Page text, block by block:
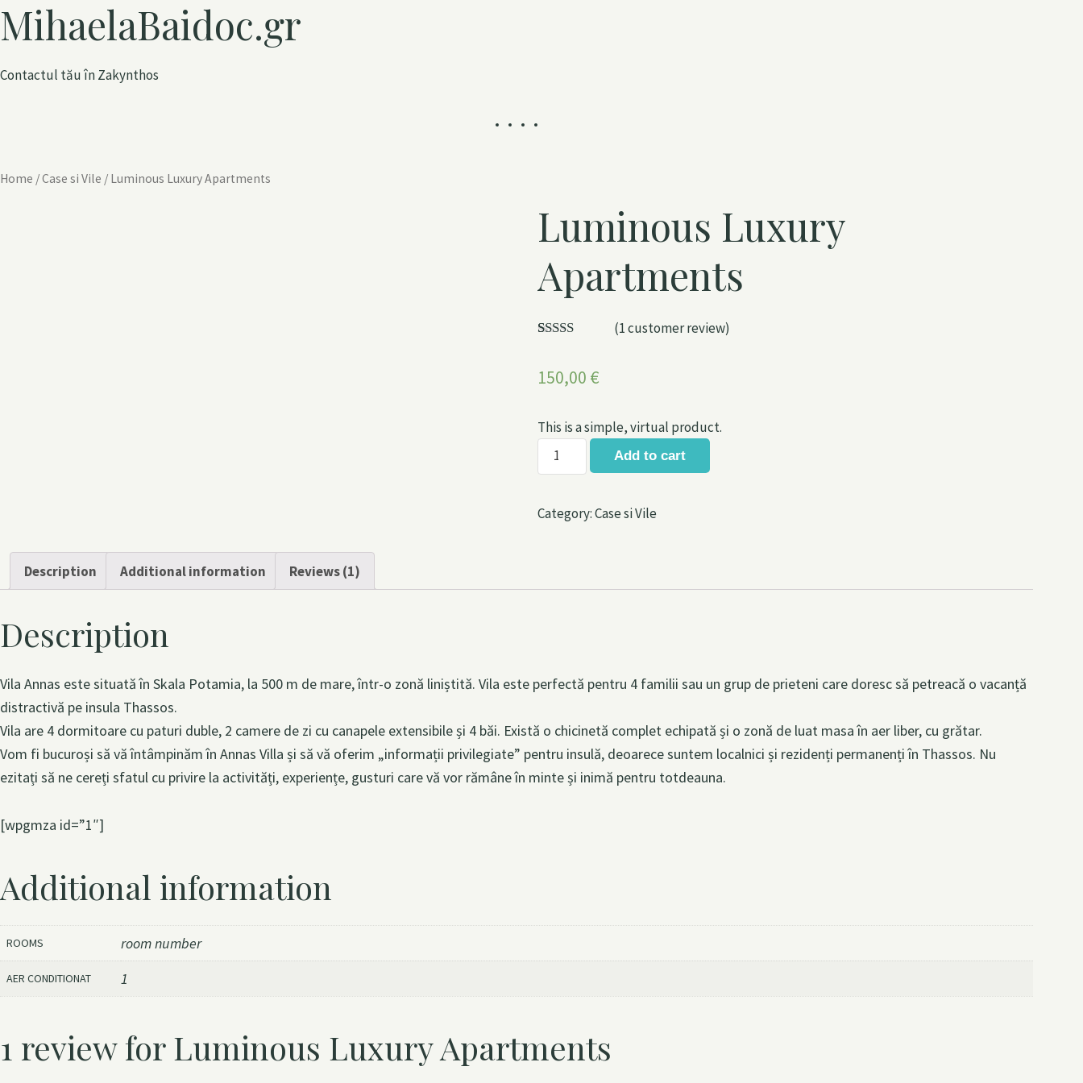
MihaelaBaidoc.gr
Contactul tău în Zakynthos
Home /Case si Vile / Luminous Luxury Apartments
Luminous Luxury
Apartments
based on
customer
(1customer review)
150,00 €
This is a simple, virtual product.
Luminous
Luxury
quantity
Add to cart
Category:Case si Vile
Description Additional information Reviews (1)
Description
Vila Annas este situată în Skala Potamia, la 500 m de mare, într-o zonă liniștită. Vila este perfectă pentru 4 familii sau un grup de prieteni care doresc să petreacă o vacanță
distractivă pe insula Thassos.
Vila are 4 dormitoare cu paturi duble, 2 camere de zi cu canapele extensibile și 4 băi. Există o chicinetă complet echipată și o zonă de luat masa în aer liber, cu grătar.
Vom fi bucuroși să vă întâmpinăm în Annas Villa și să vă oferim „informații privilegiate” pentru insulă, deoarece suntem localnici și rezidenți permanenți în Thassos. Nu
ezitați să ne cereți sfatul cu privire la activități, experiențe, gusturi care vă vor rămâne în minte și inimă pentru totdeauna.
[wpgmza id=”1″]
Additional information
ROOMS room number
AER CONDITIONAT 1
1 review forLuminous Luxury Apartments